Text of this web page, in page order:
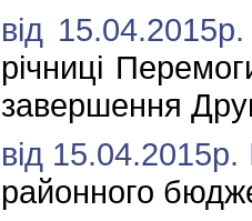
від
річниці
завершення
від
районного